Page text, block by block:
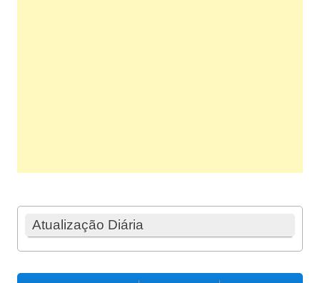
Atualização Diária